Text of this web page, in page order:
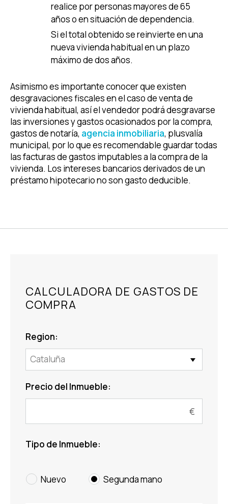
realice por personas mayores de 65
años o en situación de dependencia.
Si el total obtenido se reinvierte en una
nueva vivienda habitual en un plazo
máximo de dos años.
Asimismo es importante conocer que existen
desgravaciones fiscales en el caso de venta de
vivienda habitual, así el vendedor podrá desgravarse
las inversiones y gastos ocasionados por la compra,
gastos de notaría, agencia inmobiliaria, plusvalía
municipal, por lo que es recomendable guardar todas
las facturas de gastos imputables a la compra de la
vivienda. Los intereses bancarios derivados de un
préstamo hipotecario no son gasto deducible.
CALCULADORA DE GASTOS DE
COMPRA
Region:
Cataluña
Precio del Inmueble:
Tipo de Inmueble:
Nuevo Segunda mano